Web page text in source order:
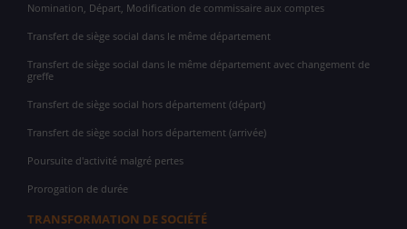
Nomination, Départ, Modification de commissaire aux comptes
Transfert de siège social dans le même département
Transfert de siège social dans le même département avec changement de
greffe
Transfert de siège social hors département (départ)
Transfert de siège social hors département (arrivée)
Poursuite d'activité malgré pertes
Prorogation de durée
TRANSFORMATION DE SOCIÉTÉ